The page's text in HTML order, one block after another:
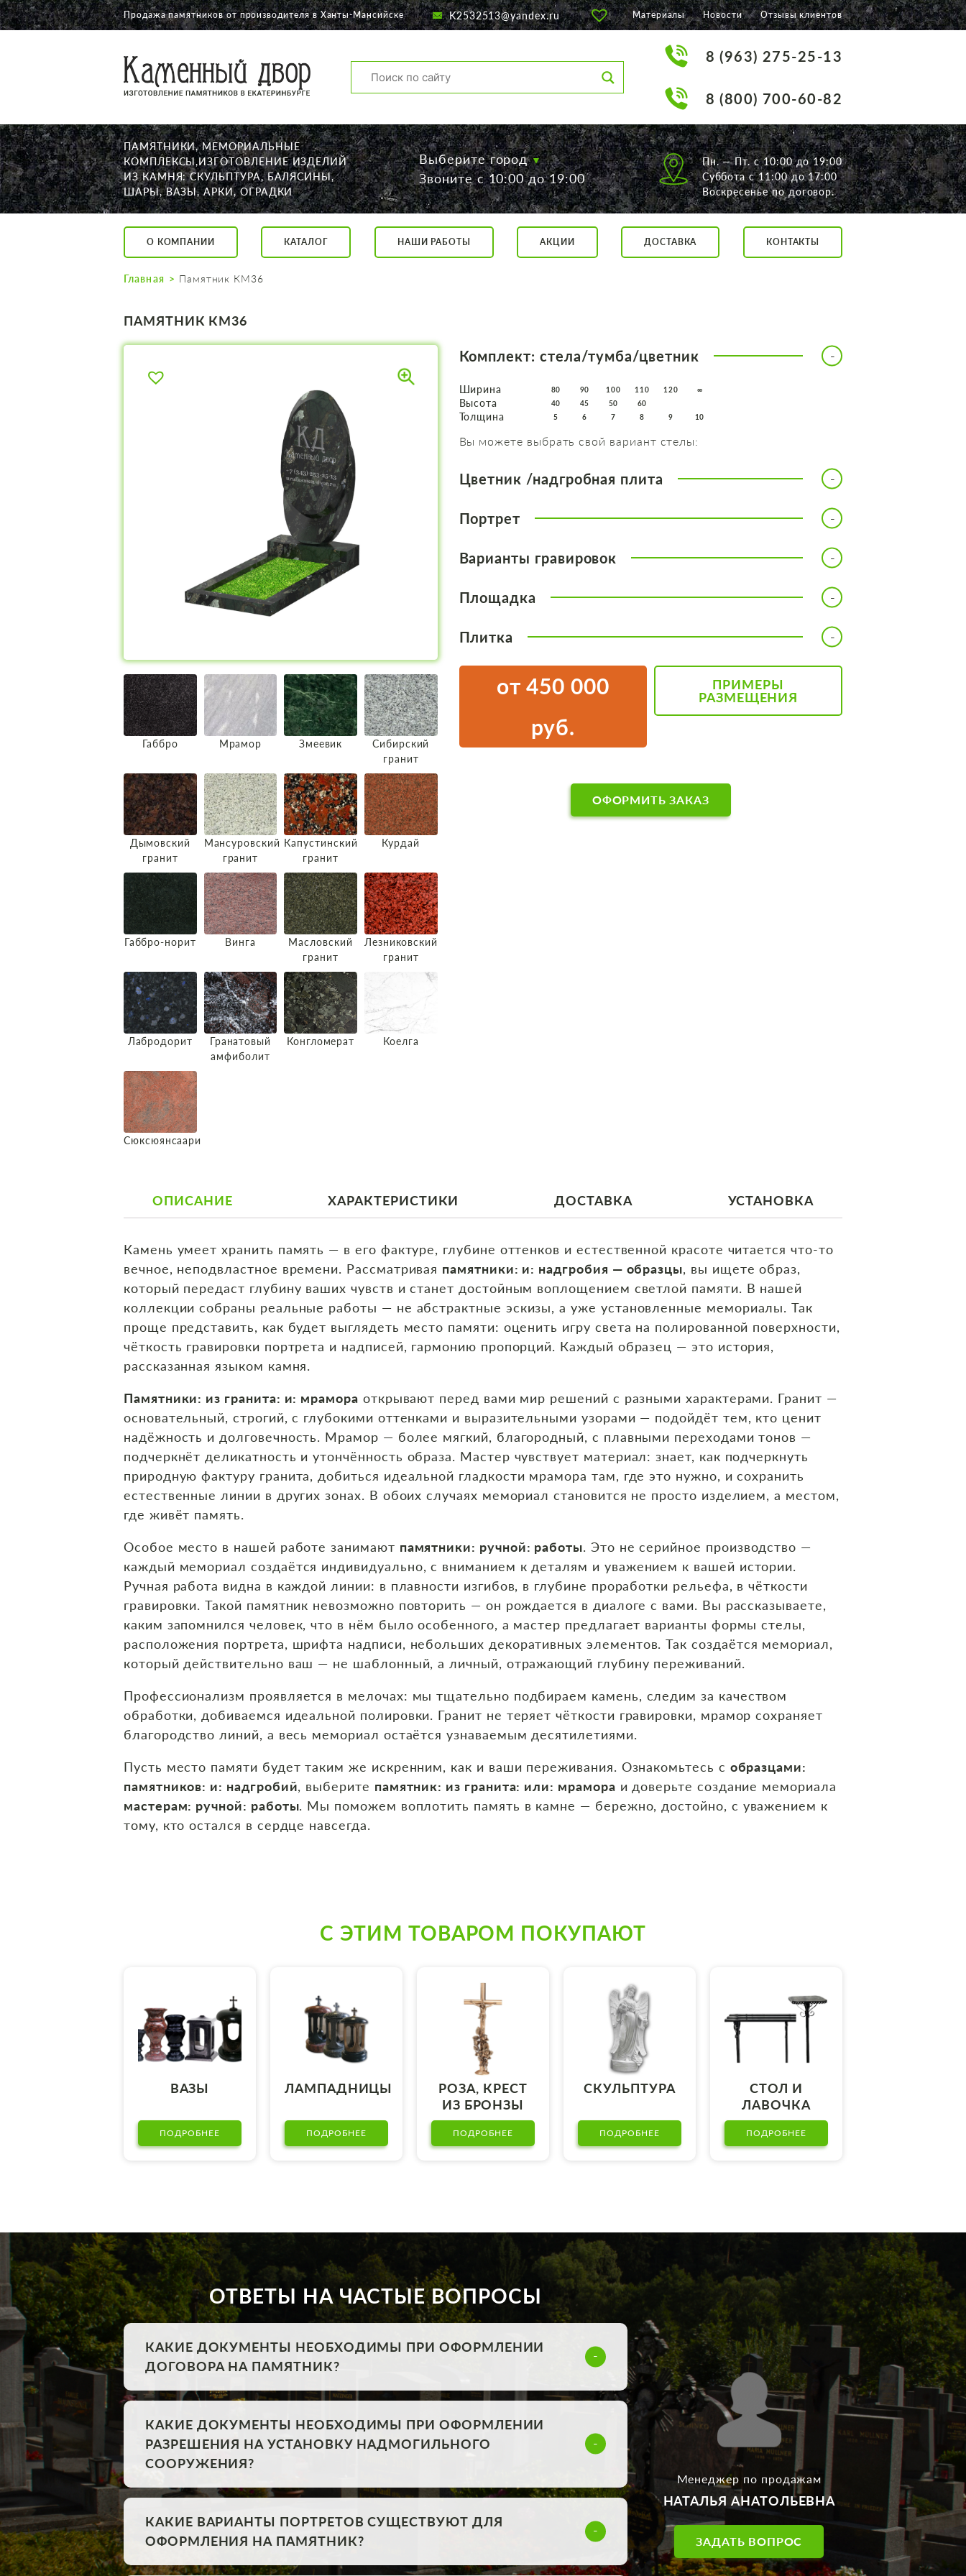
О КОМПАНИИ
КАТАЛОГ
НАШИ РАБОТЫ
АКЦИИ
ДОСТАВКА
КОНТАКТЫ
K2532513@yandex.ru
Екатеринбург, Щорса, 56
Суббота с 11:00 до 17:00
Продажа памятников от производителя в Ханты-Мансийске K2532513@yandex.ru Материалы Новости Отзывы клиентов
8 (963) 275-25-13
8 (800) 700-60-82
ПАМЯТНИКИ, МЕМОРИАЛЬНЫЕ
КОМПЛЕКСЫ,ИЗГОТОВЛЕНИЕ ИЗДЕЛИЙ
ИЗ КАМНЯ: СКУЛЬПТУРА, БАЛЯСИНЫ,
ШАРЫ, ВАЗЫ, АРКИ, ОГРАДКИ
Выберите город
Звоните с 10:00 до 19:00
Пн. — Пт. с 10:00 до 19:00
Суббота с 11:00 до 17:00
Воскресенье по договор.
О КОМПАНИИ КАТАЛОГ НАШИ РАБОТЫ АКЦИИ ДОСТАВКА КОНТАКТЫ
Главная Памятник КМ36
ПАМЯТНИК КМ36
Габбро Мрамор Змеевик
Сибирский
гранит
Дымовский
гранит
Мансуровский
гранит
Капустинский
гранит
Курдай
Габбро-норит Винга
Масловский
гранит
Лезниковский
гранит
Лабродорит
Гранатовый
амфиболит
Конгломерат Коелга
Сюксюянсаари
Комплект: стела/тумба/цветник
Ширина 80 90 100 110 120 ∞
Высота 40 45 50 60
Толщина 5 6 7 8 9 10
Вы можете выбрать свой вариант стелы:
Цветник /надгробная плита
Портрет
Варианты гравировок
Площадка
Плитка
от 450 000
руб.
ПРИМЕРЫ
РАЗМЕЩЕНИЯ
ОФОРМИТЬ ЗАКАЗ
ОПИСАНИЕ ХАРАКТЕРИСТИКИ ДОСТАВКА УСТАНОВКА
Камень умеет хранить память — в его фактуре, глубине оттенков и естественной красоте читается что‑то
вечное, неподвластное времени. Рассматривая памятники: и: надгробия — образцы, вы ищете образ,
который передаст глубину ваших чувств и станет достойным воплощением светлой памяти. В нашей
коллекции собраны реальные работы — не абстрактные эскизы, а уже установленные мемориалы. Так
проще представить, как будет выглядеть место памяти: оценить игру света на полированной поверхности,
чёткость гравировки портрета и надписей, гармонию пропорций. Каждый образец — это история,
рассказанная языком камня.
Памятники: из гранита: и: мрамора открывают перед вами мир решений с разными характерами. Гранит —
основательный, строгий, с глубокими оттенками и выразительными узорами — подойдёт тем, кто ценит
надёжность и долговечность. Мрамор — более мягкий, благородный, с плавными переходами тонов —
подчеркнёт деликатность и утончённость образа. Мастер чувствует материал: знает, как подчеркнуть
природную фактуру гранита, добиться идеальной гладкости мрамора там, где это нужно, и сохранить
естественные линии в других зонах. В обоих случаях мемориал становится не просто изделием, а местом,
где живёт память.
Особое место в нашей работе занимают памятники: ручной: работы. Это не серийное производство —
каждый мемориал создаётся индивидуально, с вниманием к деталям и уважением к вашей истории.
Ручная работа видна в каждой линии: в плавности изгибов, в глубине проработки рельефа, в чёткости
гравировки. Такой памятник невозможно повторить — он рождается в диалоге с вами. Вы рассказываете,
каким запомнился человек, что в нём было особенного, а мастер предлагает варианты формы стелы,
расположения портрета, шрифта надписи, небольших декоративных элементов. Так создаётся мемориал,
который действительно ваш — не шаблонный, а личный, отражающий глубину переживаний.
Профессионализм проявляется в мелочах: мы тщательно подбираем камень, следим за качеством
обработки, добиваемся идеальной полировки. Гранит не теряет чёткости гравировки, мрамор сохраняет
благородство линий, а весь мемориал остаётся узнаваемым десятилетиями.
Пусть место памяти будет таким же искренним, как и ваши переживания. Ознакомьтесь с образцами:
памятников: и: надгробий, выберите памятник: из гранита: или: мрамора и доверьте создание мемориала
мастерам: ручной: работы. Мы поможем воплотить память в камне — бережно, достойно, с уважением к
тому, кто остался в сердце навсегда.
С ЭТИМ ТОВАРОМ ПОКУПАЮТ
ВАЗЫ
ПОДРОБНЕЕ
ЛАМПАДНИЦЫ
ПОДРОБНЕЕ
РОЗА, КРЕСТ
ИЗ БРОНЗЫ
ПОДРОБНЕЕ
СКУЛЬПТУРА
ПОДРОБНЕЕ
СТОЛ И
ЛАВОЧКА
ПОДРОБНЕЕ
ОТВЕТЫ НА ЧАСТЫЕ ВОПРОСЫ
КАКИЕ ДОКУМЕНТЫ НЕОБХОДИМЫ ПРИ ОФОРМЛЕНИИ
ДОГОВОРА НА ПАМЯТНИК?
КАКИЕ ДОКУМЕНТЫ НЕОБХОДИМЫ ПРИ ОФОРМЛЕНИИ
РАЗРЕШЕНИЯ НА УСТАНОВКУ НАДМОГИЛЬНОГО
СООРУЖЕНИЯ?
КАКИЕ ВАРИАНТЫ ПОРТРЕТОВ СУЩЕСТВУЮТ ДЛЯ
ОФОРМЛЕНИЯ НА ПАМЯТНИК?
Менеджер по продажам
НАТАЛЬЯ АНАТОЛЬЕВНА
ЗАДАТЬ ВОПРОС